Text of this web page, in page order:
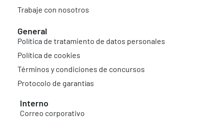
Trabaje con nosotros
General
Política de tratamiento de datos personales
Política de cookies
Términos y condiciones de concursos
Protocolo de garantías
Interno
Correo corporativo